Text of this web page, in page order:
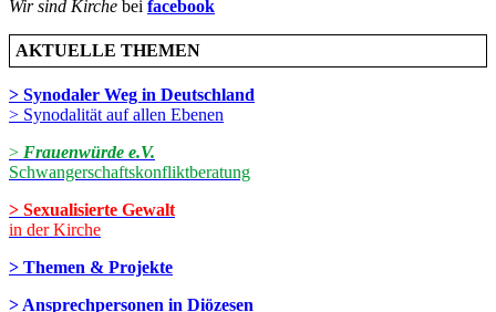
Wir sind Kirche bei facebook
AKTUELLE THEMEN
> Synodaler Weg in Deutschland
> Synodalität auf allen Ebenen
> Frauenwürde e.V.
Schwangerschaftskonfliktberatung
> Sexualisierte Gewalt
in der Kirche
> Themen & Projekte
> Ansprechpersonen in Diözesen